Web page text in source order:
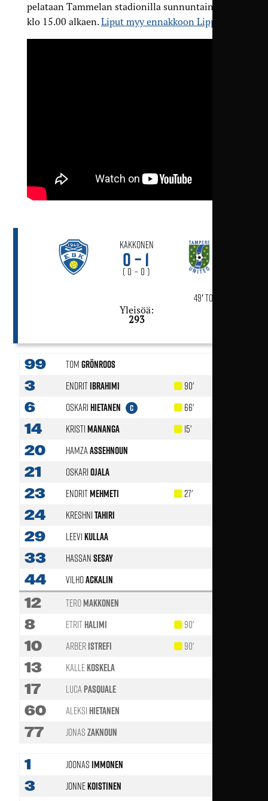
pelataan Tammelan stadionilla sunnuntaina 2.6.
klo 15.00 alkaen.Liput myy ennakkoon Lippu.fi
Kakkonen
0 – 1
( 0 – 0 )
49′ Toni Toijala
Yleisöä:
293
1 JoonasImmonen
3 JonneKoistinen
99 TomGrönroos
3 EndritIbrahimi 90'
6 OskariHietanen C 66'
14 KristiMananga 15'
20 HamzaAssehnoun
21 OskariOjala
23 EndritMehmeti 27'
24 KreshniTahiri
29 LeeviKullaa
33 HassanSesay
44 VilhoAckalin
12 TeroMakkonen
8 EtritHalimi 90'
10 ArberIstrefi 90'
13 KalleKoskela
17 LucaPasquale
60 AleksiHietanen
77 JonasZaknoun